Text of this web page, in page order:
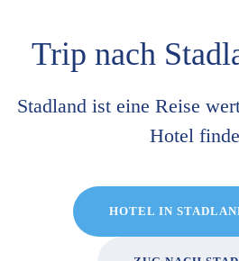
Trip nach
Stadland ist eine Reise
Hotel
HOTEL IN